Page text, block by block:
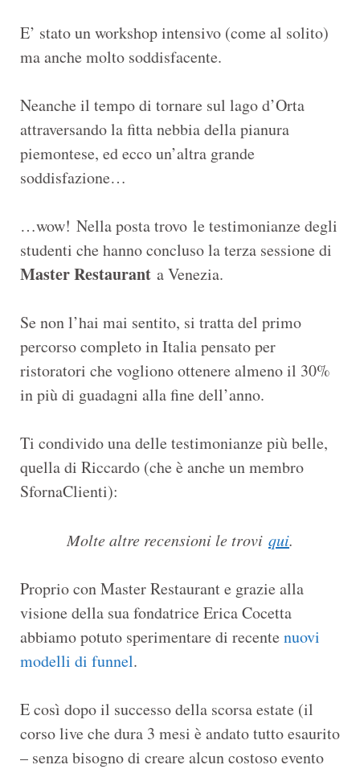
E’ stato un workshop intensivo (come al solito)
ma anche molto soddisfacente.
Neanche il tempo di tornare sul lago d’Orta
attraversando la fitta nebbia della pianura
piemontese, ed ecco un’altra grande
soddisfazione…
…wow! Nella posta trovo le testimonianze degli
studenti che hanno concluso la terza sessione di
Master Restaurant a Venezia.
Se non l’hai mai sentito, si tratta del primo
percorso completo in Italia pensato per
ristoratori che vogliono ottenere almeno il 30%
in più di guadagni alla fine dell’anno.
Ti condivido una delle testimonianze più belle,
quella di Riccardo (che è anche un membro
SfornaClienti):
Molte altre recensioni le trovi qui.
Proprio con Master Restaurant e grazie alla
visione della sua fondatrice Erica Cocetta
abbiamo potuto sperimentare di recentenuovi
modelli di funnel.
E così dopo il successo della scorsa estate (il
corso live che dura 3 mesi è andato tutto esaurito
– senza bisogno di creare alcun costoso evento